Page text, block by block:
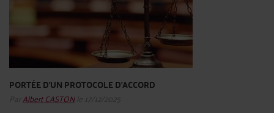
PORTÉE D'UN PROTOCOLE D'ACCORD
ParAlbert CASTONle 17/12/2025